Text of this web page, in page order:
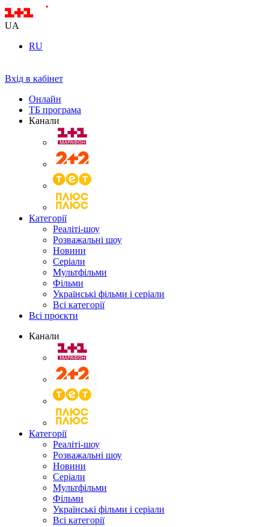
UA
RU
Вхід в кабінет
Онлайн
ТБ програма
Канали
Категорії
Реаліті-шоу
Розважальні шоу
Новини
Серіали
Мультфільми
Фільми
Українські фільми і серіали
Всі категорії
Всі проєкти
Канали
Категорії
Реаліті-шоу
Розважальні шоу
Новини
Серіали
Мультфільми
Фільми
Українські фільми і серіали
Всі категорії